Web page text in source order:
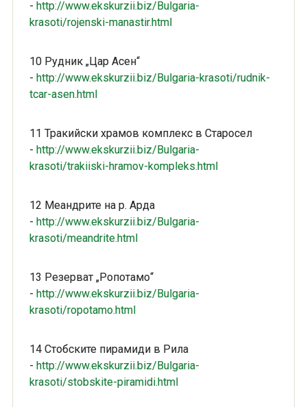
- http://www.ekskurzii.biz/Bulgaria-
krasoti/rojenski-manastir.html
10 Рудник „Цар Асен“
- http://www.ekskurzii.biz/Bulgaria-krasoti/rudnik-
tcar-asen.html
11 Тракийски храмов комплекс в Старосел
- http://www.ekskurzii.biz/Bulgaria-
krasoti/trakiiski-hramov-kompleks.html
12 Меандрите на р. Арда
- http://www.ekskurzii.biz/Bulgaria-
krasoti/meandrite.html
13 Резерват „Ропотамо“
- http://www.ekskurzii.biz/Bulgaria-
krasoti/ropotamo.html
14 Стобските пирамиди в Рила
- http://www.ekskurzii.biz/Bulgaria-
krasoti/stobskite-piramidi.html